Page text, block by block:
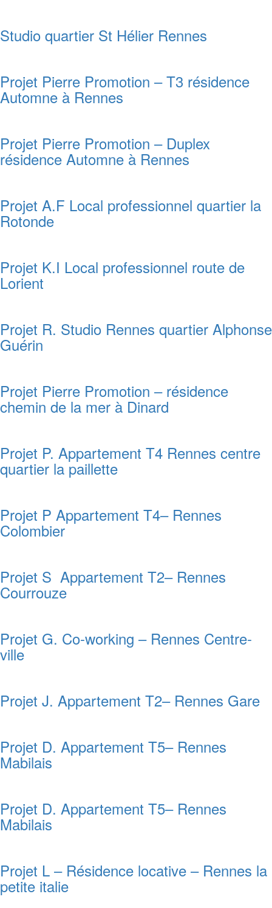
Studio quartier St Hélier Rennes
Projet Pierre Promotion – T3 résidence
Automne à Rennes
Projet Pierre Promotion – Duplex
résidence Automne à Rennes
Projet A.F Local professionnel quartier la
Rotonde
Projet K.I Local professionnel route de
Lorient
Projet R. Studio Rennes quartier Alphonse
Guérin
Projet Pierre Promotion – résidence
chemin de la mer à Dinard
Projet P. Appartement T4 Rennes centre
quartier la paillette
Projet P Appartement T4– Rennes
Colombier
Projet S Appartement T2– Rennes
Courrouze
Projet G. Co-working – Rennes Centre-
ville
Projet J. Appartement T2– Rennes Gare
Projet D. Appartement T5– Rennes
Mabilais
Projet D. Appartement T5– Rennes
Mabilais
Projet L – Résidence locative – Rennes la
petite italie